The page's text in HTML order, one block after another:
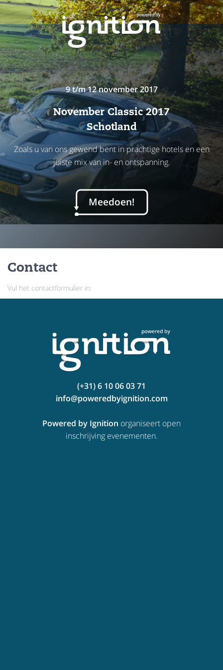
Menu
9 t/m 12 november 2017
November Classic 2017
Schotland
Zoals u van ons gewend bent in prachtige hotels en een
juiste mix van in- en ontspanning.
Meedoen!
Contact
Vul het contactformulier in:
(+31) 6 10 06 03 71
info@poweredbyignition.com
Powered by Ignition organiseert open
inschrijving evenementen.